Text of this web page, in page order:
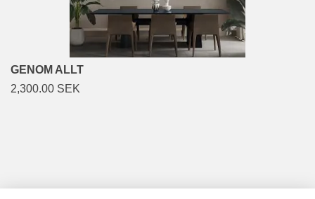
GENOM ALLT
2,300.00 SEK